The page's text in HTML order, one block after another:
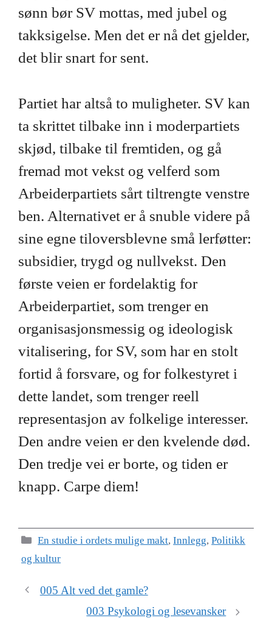
sønn bør SV mottas, med jubel og
takksigelse. Men det er nå det gjelder,
det blir snart for sent.
Partiet har altså to muligheter. SV kan
ta skrittet tilbake inn i moderpartiets
skjød, tilbake til fremtiden, og gå
fremad mot vekst og velferd som
Arbeiderpartiets sårt tiltrengte venstre
ben. Alternativet er å snuble videre på
sine egne tiloversblevne små lerføtter:
subsidier, trygd og nullvekst. Den
første veien er fordelaktig for
Arbeiderpartiet, som trenger en
organisasjonsmessig og ideologisk
vitalisering, for SV, som har en stolt
fortid å forsvare, og for folkestyret i
dette landet, som trenger reell
representasjon av folkelige interesser.
Den andre veien er den kvelende død.
Den tredje vei er borte, og tiden er
knapp. Carpe diem!
Kategorier
En studie i ordets mulige makt,Innlegg,Politikk
og kultur
005 Alt ved det gamle?
003 Psykologi og lesevansker